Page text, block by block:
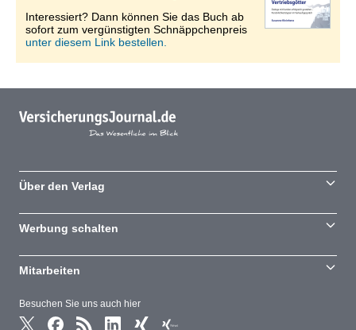
Interessiert? Dann können Sie das Buch ab
sofort zum vergünstigten Schnäppchenpreis
unter diesem Link bestellen.
Besuchen Sie uns auch hier
Über den Verlag
Werbung schalten
Mitarbeiten